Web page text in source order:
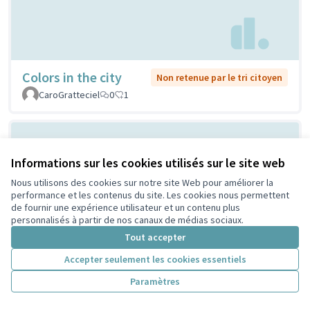
Informations sur les cookies utilisés sur le site web
Nous utilisons des cookies sur notre site Web pour améliorer la
performance et les contenus du site. Les cookies nous permettent
de fournir une expérience utilisateur et un contenu plus
personnalisés à partir de nos canaux de médias sociaux.
Tout accepter
Accepter seulement les cookies essentiels
Paramètres
Colors in the city
Non retenue par le tri citoyen
CaroGratteciel
0 1
Boîte à livres, boite à jeux
d'extérieur enfants, Panneaux
par le tri
citoyen
JANIER 1 5